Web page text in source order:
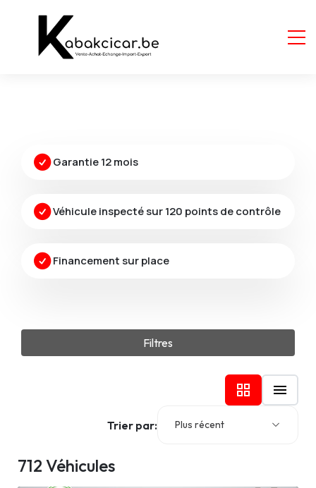
Garantie 12 mois
Véhicule inspecté sur 120 points de contrôle
Financement sur place
Filtres
Trier par: Plus récent
712 Véhicules